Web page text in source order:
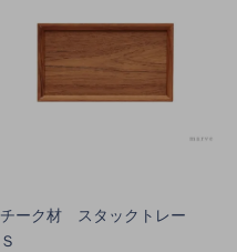
チーク材 スタックトレー
Ｓ